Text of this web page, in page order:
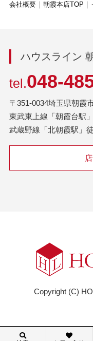
会社概要 朝霞本店TOP
ハウスライン
tel.048-
〒351-0034埼玉県朝霞
東武東上線「朝霞台駅
武蔵野線「北朝霞駅」
Copyright (C)